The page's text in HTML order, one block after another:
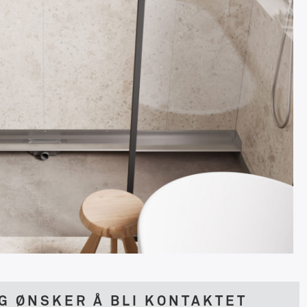
ØNSKER Å BLI KONTAKTET